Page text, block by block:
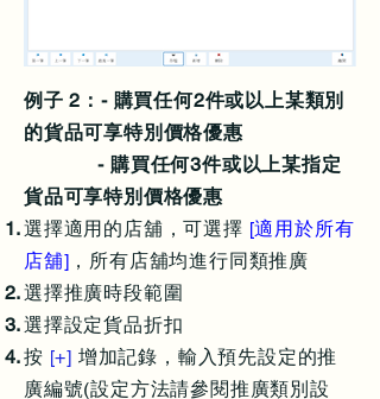
例子 2：- 購買任何2件或以上某類別
的貨品可享特別價格優惠
- 購買任何3件或以上某指定
貨品可享特別價格優惠
選擇適用的店舖，可選擇 [適用於所有
店舖] ，所有店舖均進行同類推廣
選擇推廣時段範圍
選擇設定貨品折扣
按 [+] 增加記錄，輸入預先設定的推
廣編號(設定方法請參閱推廣類別設